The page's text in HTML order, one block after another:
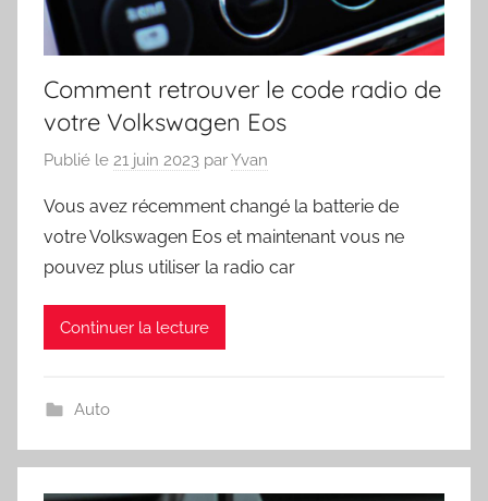
Comment retrouver le code radio de
votre Volkswagen Eos
Publié le 21 juin 2023 parYvan
Vous avez récemment changé la batterie de
votre Volkswagen Eos et maintenant vous ne
pouvez plus utiliser la radio car
Continuer la lecture
Auto